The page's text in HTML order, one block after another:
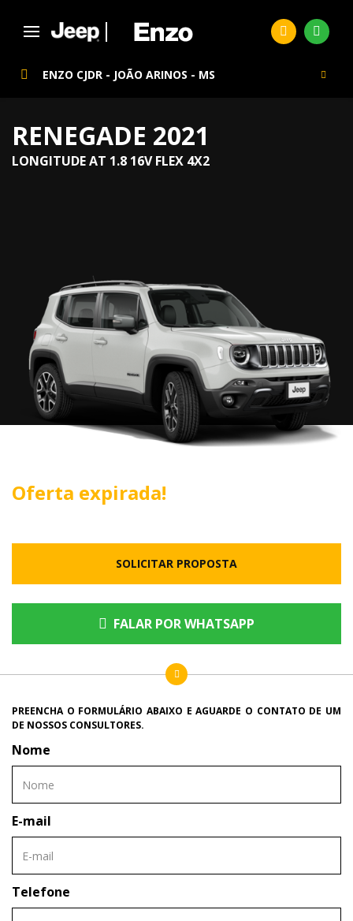
ENZO CJDR - JOÃO ARINOS - MS
RENEGADE 2021
LONGITUDE AT 1.8 16V FLEX 4X2
Oferta expirada!
SOLICITAR PROPOSTA
FALAR POR WHATSAPP
PREENCHA O FORMULÁRIO ABAIXO E AGUARDE O CONTATO DE UM
DE NOSSOS CONSULTORES.
Nome
E-mail
Telefone